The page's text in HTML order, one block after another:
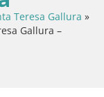
Teresa Gallura »
Gallura –